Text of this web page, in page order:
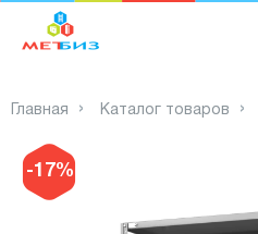
Главная Каталог товаров
-17%